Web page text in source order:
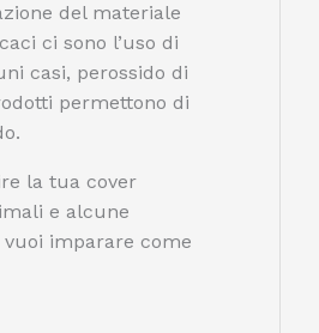
del materiale
ci sono l’uso di
casi, perossido di
permettono di
la tua cover
e alcune
imparare come